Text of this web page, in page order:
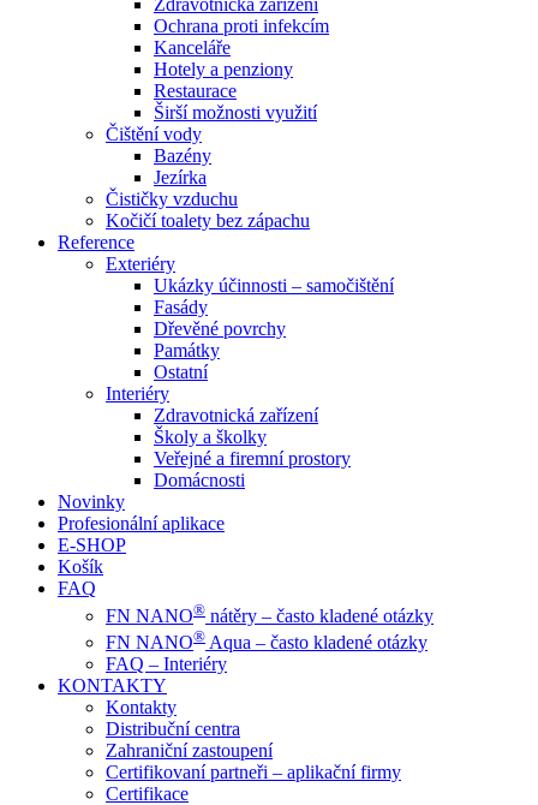
Zdravotnická zařízení
Ochrana proti infekcím
Kanceláře
Hotely a penziony
Restaurace
Širší možnosti využití
Čištění vody
Bazény
Jezírka
Čističky vzduchu
Kočičí toalety bez zápachu
Reference
Exteriéry
Ukázky účinnosti – samočištění
Fasády
Dřevěné povrchy
Památky
Ostatní
Interiéry
Zdravotnická zařízení
Školy a školky
Veřejné a firemní prostory
Domácnosti
Novinky
Profesionální aplikace
E-SHOP
Košík
FAQ
FN NANO® nátěry – často kladené otázky
FN NANO® Aqua – často kladené otázky
FAQ – Interiéry
KONTAKTY
Kontakty
Distribuční centra
Zahraniční zastoupení
Certifikovaní partneři – aplikační firmy
Certifikace